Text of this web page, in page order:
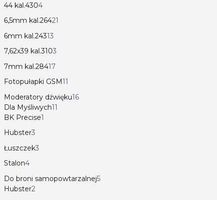
44 kal.4304
6,5mm kal.26421
6mm kal.24313
7,62x39 kal.3103
7mm kal.28417
Fotopułapki GSM11
Moderatory dźwięku16
Dla Myśliwych11
BK Precise1
Hubster3
Łuszczek3
Stalon4
Do broni samopowtarzalnej5
Hubster2